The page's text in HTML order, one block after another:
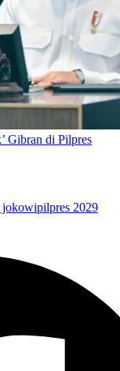
Gibran di Pilpres
jokowipilpres 2029